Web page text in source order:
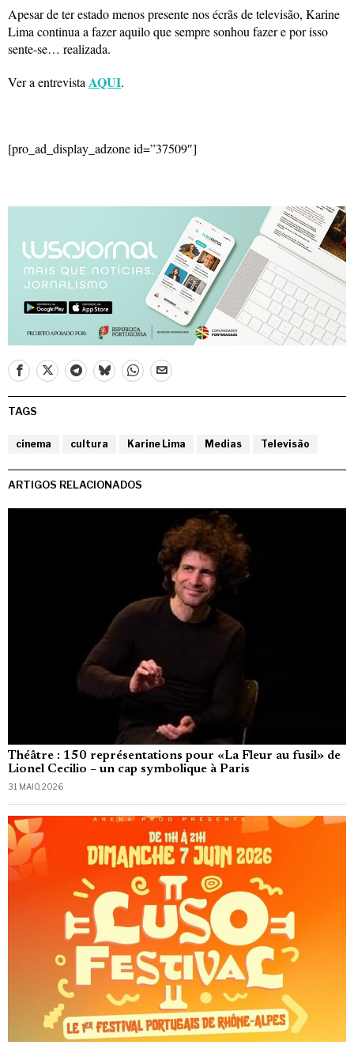
Apesar de ter estado menos presente nos écrãs de televisão, Karine
Lima continua a fazer aquilo que sempre sonhou fazer e por isso
sente-se… realizada.
Ver a entrevista AQUI.
[pro_ad_display_adzone id=”37509″]
TAGS
cinema cultura Karine Lima Medias Televisão
ARTIGOS RELACIONADOS
Théâtre : 150 représentations pour «La Fleur au fusil» de
Lionel Cecilio – un cap symbolique à Paris
31 MAIO, 2026